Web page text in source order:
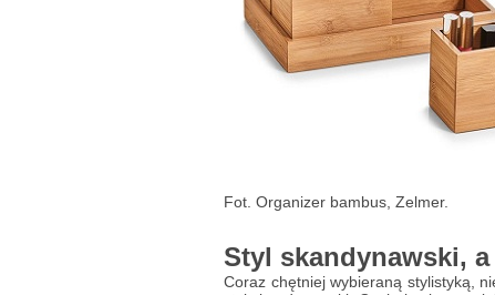
Fot. Organizer bambus, Zelmer.
Styl skandynawski,
Coraz chętniej wybieraną stylistyką,